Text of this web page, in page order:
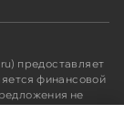
предоставляет
финансовой
не